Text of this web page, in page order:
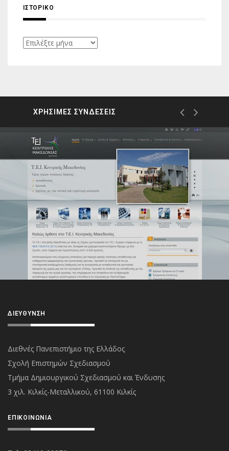
ΙΣΤΟΡΙΚΌ
Ιστορικό
ΧΡΗΣΙΜΕΣ ΣΥΝΔΕΣΕΙΣ
ΔΙΕΎΘΥΝΣΗ
Διεθνές Πανεπιστήμιο της Ελλάδος
Σχολή Επιστημών Σχεδιασμού
Τμήμα Δημιουργικού Σχεδιασμού και Ένδυσης
3 χιλ. Κιλκίς-Μεταλλικού, 61100 Κιλκίς
ΕΠΙΚΟΙΝΩΝΊΑ